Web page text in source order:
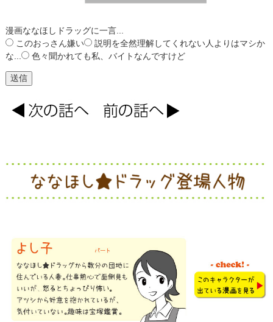
漫画ななほしドラッグに一言...
このおっさん嫌い
説明を全然理解してくれない人よりはマシか
な...
色々聞かれても私、バイトなんですけど